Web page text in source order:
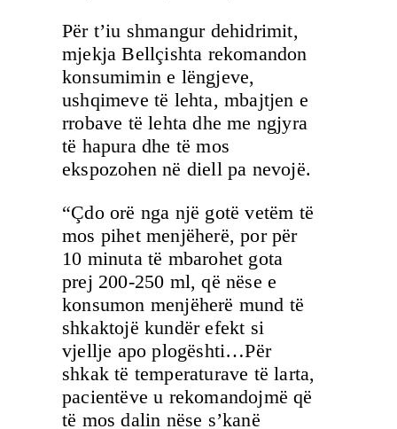
Për t’iu shmangur dehidrimit,
mjekja Bellçishta rekomandon
konsumimin e lëngjeve,
ushqimeve të lehta, mbajtjen e
rrobave të lehta dhe me ngjyra
të hapura dhe të mos
ekspozohen në diell pa nevojë.
“Çdo orë nga një gotë vetëm të
mos pihet menjëherë, por për
10 minuta të mbarohet gota
prej 200-250 ml, që nëse e
konsumon menjëherë mund të
shkaktojë kundër efekt si
vjellje apo plogështi…Për
shkak të temperaturave të larta,
pacientëve u rekomandojmë që
të mos dalin nëse s’kanë